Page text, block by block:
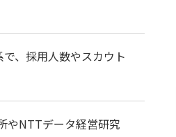
、採用人数やスカウト
やNTTデータ経営研究